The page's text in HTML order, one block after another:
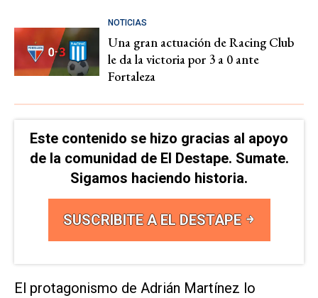
NOTICIAS
Una gran actuación de Racing Club
le da la victoria por 3 a 0 ante
Fortaleza
Este contenido se hizo gracias al apoyo
de la comunidad de El Destape. Sumate.
Sigamos haciendo historia.
SUSCRIBITE A EL DESTAPE
El protagonismo de Adrián Martínez lo